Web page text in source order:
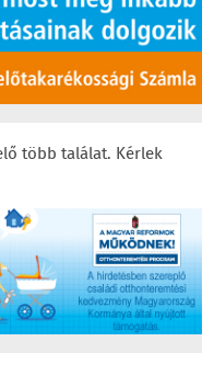
több találat. Kérlek